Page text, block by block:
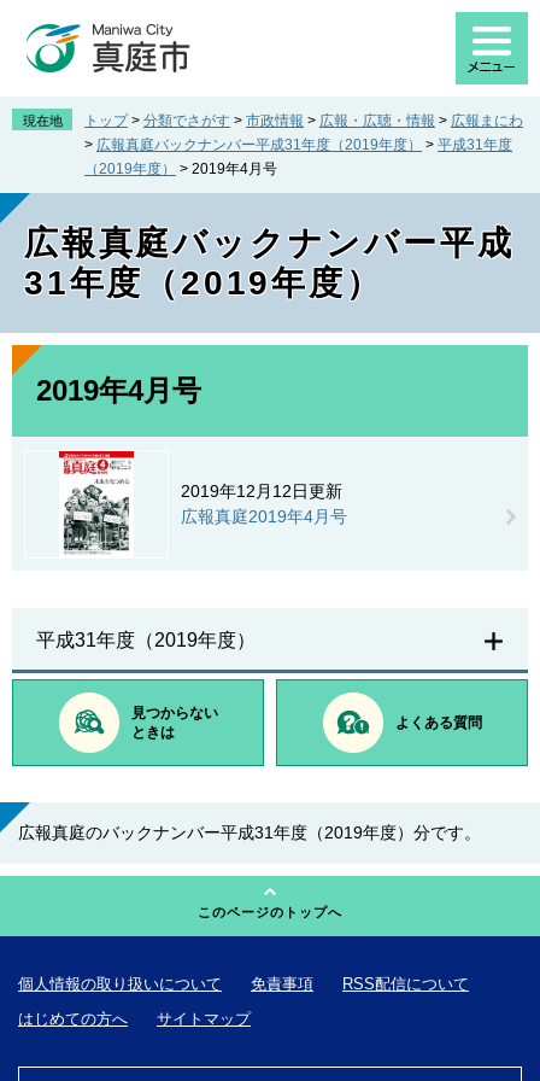
先
す
。
を
し
て
現在地 トップ > 分類でさがす > 市政情報 > 広報・広聴・情報 > 広報まにわ
> 広報真庭バックナンバー平成31年度（2019年度） > 平成31年度
（2019年度）
> 2019年4月号
広報真庭バックナンバー平成
31年度（2019年度）
本
2019年4月号
2019年12月12日更新
広報真庭2019年4月号
平成31年度（2019年度）
見つからない
ときは
よくある質問
広報真庭のバックナンバー平成31年度（2019年度）分です。
このページのトップへ
個人情報の取り扱いについて 免責事項
RSS配信について
はじめての方へ
サイトマップ